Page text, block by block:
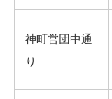
神町営団中通
り